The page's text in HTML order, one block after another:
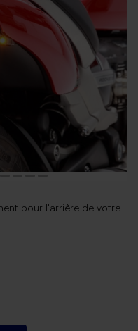
pour l'arrière de votre